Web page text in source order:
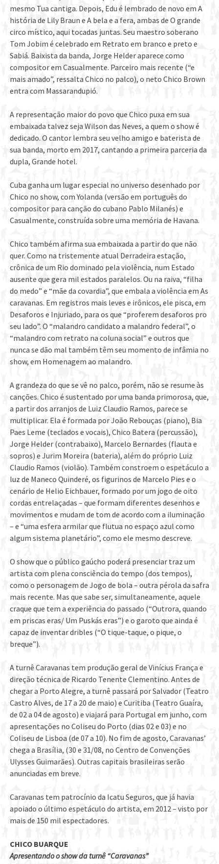
mesmo Tua cantiga. Depois, Edu é lembrado de novo em A
história de Lily Braun e A bela e a fera, ambas de O grande
circo místico, aqui tocadas juntas. Seu maestro soberano
Tom Jobim é celebrado em Retrato em branco e preto e
Sabiá. Baixista da banda, Jorge Helder aparece como
compositor em Casualmente. Parceiro mais recente (“e
mais amado”, ressalta Chico no palco), o neto Chico Brown
entra com Massarandupió.
A representação maior do povo que Chico puxa em sua
embaixada talvez seja Wilson das Neves, a quem o show é
dedicado. O cantor lembra seu velho amigo e baterista de
sua banda, morto em 2017, cantando a primeira parceria da
dupla, Grande hotel.
Cuba ganha um lugar especial no universo desenhado por
Chico no show, com Yolanda (versão em português do
compositor para canção do cubano Pablo Milanés) e
Casualmente, construída sobre uma memória de Havana.
Chico também afirma sua embaixada a partir do que não
quer. Como na tristemente atual Derradeira estação,
crônica de um Rio dominado pela violência, num Estado
ausente que gera mil estados paralelos. Ou na raiva, “filha
do medo” e “mãe da covardia”, que embala a violência em As
caravanas. Em registros mais leves e irônicos, ele pisca, em
Desaforos e Injuriado, para os que “proferem desaforos pro
seu lado”. O “malandro candidato a malandro federal”, o
“malandro com retrato na coluna social” e outros que
nunca se dão mal também têm seu momento de infâmia no
show, em Homenagem ao malandro.
A grandeza do que se vê no palco, porém, não se resume às
canções. Chico é sustentado por uma banda primorosa, que,
a partir dos arranjos de Luiz Claudio Ramos, parece se
multiplicar. Ela é formada por João Rebouças (piano), Bia
Paes Leme (teclados e vocais), Chico Batera (percussão),
Jorge Helder (contrabaixo), Marcelo Bernardes (flauta e
sopros) e Jurim Moreira (bateria), além do próprio Luiz
Claudio Ramos (violão). Também constroem o espetáculo a
luz de Maneco Quinderé, os figurinos de Marcelo Pies e o
cenário de Helio Eichbauer, formado por um jogo de oito
cordas entrelaçadas – que formam diferentes desenhos e
movimentos e mudam de tom de acordo com a iluminação
– e “uma esfera armilar que flutua no espaço azul como
algum sistema planetário”, como ele mesmo descreve.
O show que o público gaúcho poderá presenciar traz um
artista com plena consciência do tempo (dos tempos),
como o personagem de Jogo de bola – outra pérola da safra
mais recente. Mas que sabe ser, simultaneamente, aquele
craque que tem a experiência do passado (“Outrora, quando
em priscas eras/ Um Puskás eras”) e o garoto que ainda é
capaz de inventar dribles (“O tique-taque, o pique, o
breque”).
A turnê Caravanas tem produção geral de Vinícius França e
direção técnica de Ricardo Tenente Clementino. Antes de
chegar a Porto Alegre, a turnê passará por Salvador (Teatro
Castro Alves, de 17 a 20 de maio) e Curitiba (Teatro Guaíra,
de 02 a 04 de agosto) e viajará para Portugal em junho, com
apresentações no Coliseu do Porto (dias 02 e 03) e no
Coliseu de Lisboa (de 07 a 10). No fim de agosto, Caravanas’
chega a Brasília, (30 e 31/08, no Centro de Convenções
Ulysses Guimarães). Outras capitais brasileiras serão
anunciadas em breve.
Caravanas tem patrocínio da Icatu Seguros, que já havia
apoiado o último espetáculo do artista, em 2012 – visto por
mais de 150 mil espectadores.
CHICO BUARQUE
Apresentando o show da turnê “Caravanas”